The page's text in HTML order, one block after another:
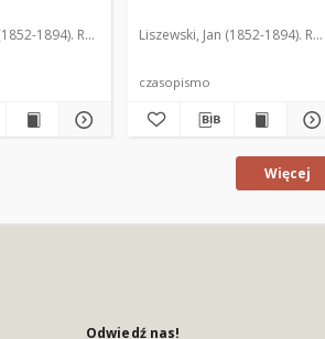
1894). Red. Liszewski, Jan (1852-1894). Red.
czasopismo
Więcej
Odwiedź nas!